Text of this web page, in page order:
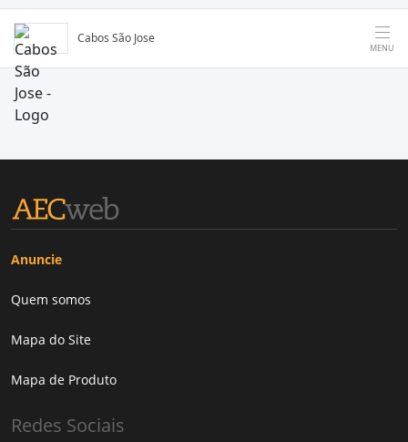
Cabos São Jose
MENU
Anuncie
Quem somos
Mapa do Site
Mapa de Produto
Redes Sociais